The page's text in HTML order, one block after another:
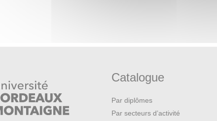
Catalogue
Par diplômes
Par secteurs d’activité